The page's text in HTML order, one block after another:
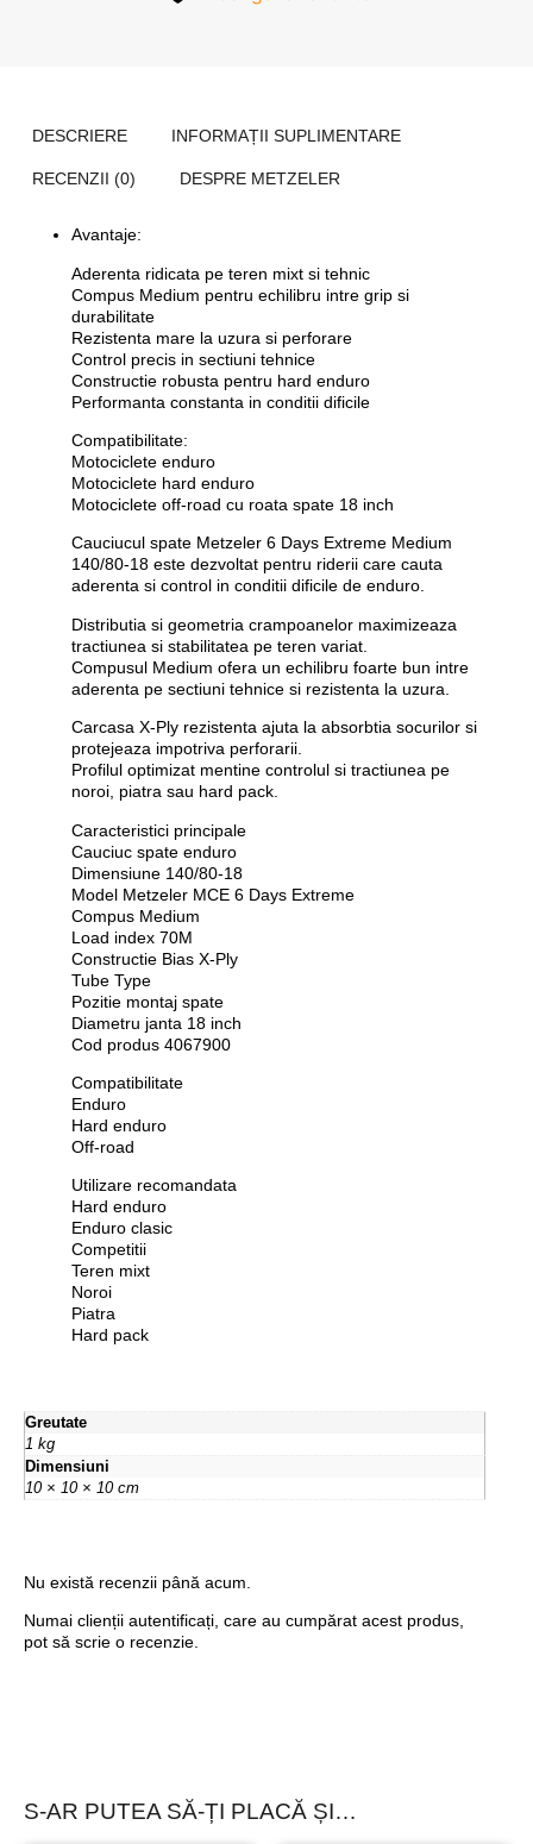
DESCRIERE INFORMAȚII SUPLIMENTARE
RECENZII (0) DESPRE METZELER
Avantaje:
Aderenta ridicata pe teren mixt si tehnic
Compus Medium pentru echilibru intre grip si
durabilitate
Rezistenta mare la uzura si perforare
Control precis in sectiuni tehnice
Constructie robusta pentru hard enduro
Performanta constanta in conditii dificile
Compatibilitate:
Motociclete enduro
Motociclete hard enduro
Motociclete off-road cu roata spate 18 inch
Cauciucul spate Metzeler 6 Days Extreme Medium
140/80-18 este dezvoltat pentru riderii care cauta
aderenta si control in conditii dificile de enduro.
Distributia si geometria crampoanelor maximizeaza
tractiunea si stabilitatea pe teren variat.
Compusul Medium ofera un echilibru foarte bun intre
aderenta pe sectiuni tehnice si rezistenta la uzura.
Carcasa X-Ply rezistenta ajuta la absorbtia socurilor si
protejeaza impotriva perforarii.
Profilul optimizat mentine controlul si tractiunea pe
noroi, piatra sau hard pack.
Caracteristici principale
Cauciuc spate enduro
Dimensiune 140/80-18
Model Metzeler MCE 6 Days Extreme
Compus Medium
Load index 70M
Constructie Bias X-Ply
Tube Type
Pozitie montaj spate
Diametru janta 18 inch
Cod produs 4067900
Compatibilitate
Enduro
Hard enduro
Off-road
Utilizare recomandata
Hard enduro
Enduro clasic
Competitii
Teren mixt
Noroi
Piatra
Hard pack
Greutate
1 kg
Dimensiuni
10 × 10 × 10 cm
Nu există recenzii până acum.
Numai clienții autentificați, care au cumpărat acest produs,
pot să scrie o recenzie.
S-AR PUTEA SĂ-ȚI PLACĂ ȘI…